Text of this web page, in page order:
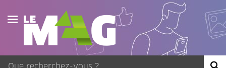
Actualités